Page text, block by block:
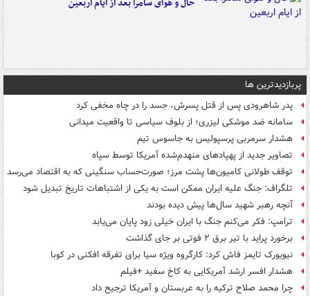
پربازدیدترین ها
پدر شاهرودی پس از قتل پسرش، جسد را در چاه مخفی کرد
سامانه ضد موشکی لیزری؛ از بلوف سیاسی تا واقعیت میدانی
هشدار سرمربی پرسپولیس به جاسوس تیم
تصاویر جدید از پهپادهای منهدم‌شده آمریکا توسط سپاه
توقف طولانی کامیون‌ها پشت مرز؛ صورت‌حساب سنگینی که به اقتصاد می‌رسد
تلگراف: جنگ علیه ایران ممکن است به یکی از اشتباهات تاریخ تبدیل شود
آنچه رهبر شهید سال‌ها پیش دیده بودند
ترامپ: فکر می‌کنم جنگ با ایران خیلی زود پایان می‌یابد
برخورد پراید با تیر برق ۲ فوتی بر جای گذاشت
نیویورک تایمز فاش کرد: کارگروه ویژه سیا برای تفرقه افکنی در کوبا
هشدار افسر ارشد آمریکایی به کاخ سفید +فیلم
چرا محمد صلاح ترکیه را به عربستان و آمریکا ترجیح داد